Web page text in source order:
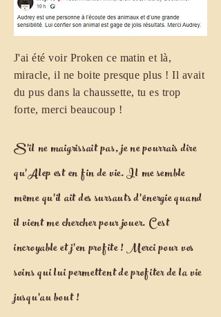
J'ai été voir Proken ce matin et là,
miracle, il ne boite presque plus ! Il avait
du pus dans la chaussette, tu es trop
forte, merci beaucoup !
S'il ne maigrissait pas, je ne pourrais dire
qu'Alep est en fin de vie. Il me semble
même qu'il ait des sursauts d'énergie quand
il vient me chercher pour jouer. C'est
incroyable et j'en profite ! Merci pour vos
soins qui lui permettent de profiter de la vie
jusqu'au bout !